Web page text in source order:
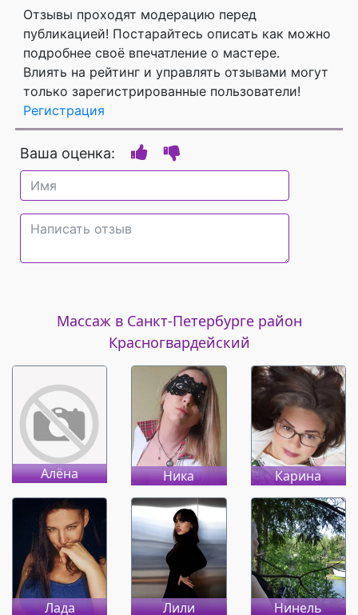
Отзывы проходят модерацию перед
публикацией! Постарайтесь описать как можно
подробнее своё впечатление о мастере.
Влиять на рейтинг и управлять отзывами могут
только зарегистрированные пользователи!
Регистрация
Ваша оценка:
Массаж в Санкт-Петербурге район
Красногвардейский
Алёна Ника Карина
Лада Лили Нинель